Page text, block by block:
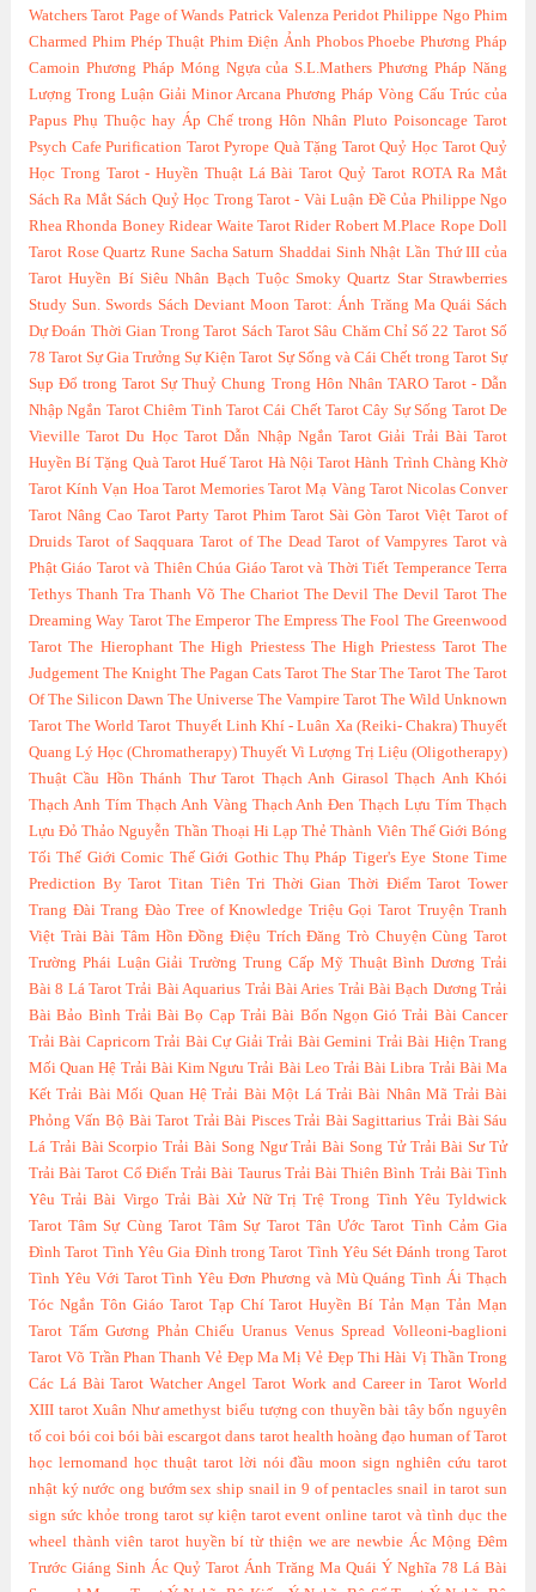
Watchers Tarot Page of Wands Patrick Valenza Peridot Philippe Ngo Phim
Charmed Phim Phép Thuật Phim Điện Ảnh Phobos Phoebe Phương Pháp
Camoin Phương Pháp Móng Ngựa của S.L.Mathers Phương Pháp Năng
Lượng Trong Luận Giải Minor Arcana Phương Pháp Vòng Cấu Trúc của
Papus Phụ Thuộc hay Áp Chế trong Hôn Nhân Pluto Poisoncage Tarot
Psych Cafe Purification Tarot Pyrope Quà Tặng Tarot Quỷ Học Tarot Quỷ
Học Trong Tarot - Huyền Thuật Lá Bài Tarot Quỷ Tarot ROTA Ra Mắt
Sách Ra Mắt Sách Quỷ Học Trong Tarot - Vài Luận Đề Của Philippe Ngo
Rhea Rhonda Boney Ridear Waite Tarot Rider Robert M.Place Rope Doll
Tarot Rose Quartz Rune Sacha Saturn Shaddai Sinh Nhật Lần Thứ III của
Tarot Huyền Bí Siêu Nhân Bạch Tuộc Smoky Quartz Star Strawberries
Study Sun. Swords Sách Deviant Moon Tarot: Ánh Trăng Ma Quái Sách
Dự Đoán Thời Gian Trong Tarot Sách Tarot Sâu Chăm Chỉ Số 22 Tarot Số
78 Tarot Sự Gia Trưởng Sự Kiện Tarot Sự Sống và Cái Chết trong Tarot Sự
Sụp Đổ trong Tarot Sự Thuỷ Chung Trong Hôn Nhân TARO Tarot - Dẫn
Nhập Ngắn Tarot Chiêm Tinh Tarot Cái Chết Tarot Cây Sự Sống Tarot De
Vieville Tarot Du Học Tarot Dẫn Nhập Ngắn Tarot Giải Trải Bài Tarot
Huyền Bí Tặng Quà Tarot Huế Tarot Hà Nội Tarot Hành Trình Chàng Khờ
Tarot Kính Vạn Hoa Tarot Memories Tarot Mạ Vàng Tarot Nicolas Conver
Tarot Nâng Cao Tarot Party Tarot Phim Tarot Sài Gòn Tarot Việt Tarot of
Druids Tarot of Saqquara Tarot of The Dead Tarot of Vampyres Tarot và
Phật Giáo Tarot và Thiên Chúa Giáo Tarot và Thời Tiết Temperance Terra
Tethys Thanh Tra Thanh Võ The Chariot The Devil The Devil Tarot The
Dreaming Way Tarot The Emperor The Empress The Fool The Greenwood
Tarot The Hierophant The High Priestess The High Priestess Tarot The
Judgement The Knight The Pagan Cats Tarot The Star The Tarot The Tarot
Of The Silicon Dawn The Universe The Vampire Tarot The Wild Unknown
Tarot The World Tarot Thuyết Linh Khí - Luân Xa (Reiki- Chakra) Thuyết
Quang Lý Học (Chromatherapy) Thuyết Vi Lượng Trị Liệu (Oligotherapy)
Thuật Cầu Hồn Thánh Thư Tarot Thạch Anh Girasol Thạch Anh Khói
Thạch Anh Tím Thạch Anh Vàng Thạch Anh Đen Thạch Lựu Tím Thạch
Lựu Đỏ Thảo Nguyễn Thần Thoại Hi Lạp Thẻ Thành Viên Thế Giới Bóng
Tối Thế Giới Comic Thế Giới Gothic Thụ Pháp Tiger's Eye Stone Time
Prediction By Tarot Titan Tiên Tri Thời Gian Thời Điểm Tarot Tower
Trang Đài Trang Đào Tree of Knowledge Triệu Gọi Tarot Truyện Tranh
Việt Trài Bài Tâm Hồn Đồng Điệu Trích Đăng Trò Chuyện Cùng Tarot
Trường Phái Luận Giải Trường Trung Cấp Mỹ Thuật Bình Dương Trải
Bài 8 Lá Tarot Trải Bài Aquarius Trải Bài Aries Trải Bài Bạch Dương Trải
Bài Bảo Bình Trải Bài Bọ Cạp Trải Bài Bốn Ngọn Gió Trải Bài Cancer
Trải Bài Capricorn Trải Bài Cự Giải Trải Bài Gemini Trải Bài Hiện Trang
Mối Quan Hệ Trải Bài Kim Ngưu Trải Bài Leo Trải Bài Libra Trải Bài Ma
Kết Trải Bài Mối Quan Hệ Trải Bài Một Lá Trải Bài Nhân Mã Trải Bài
Phỏng Vấn Bộ Bài Tarot Trải Bài Pisces Trải Bài Sagittarius Trải Bài Sáu
Lá Trải Bài Scorpio Trải Bài Song Ngư Trải Bài Song Tử Trải Bài Sư Tử
Trải Bài Tarot Cổ Điển Trải Bài Taurus Trải Bài Thiên Bình Trải Bài Tình
Yêu Trải Bài Virgo Trải Bài Xử Nữ Trị Trệ Trong Tình Yêu Tyldwick
Tarot Tâm Sự Cùng Tarot Tâm Sự Tarot Tân Ước Tarot Tình Cảm Gia
Đình Tarot Tình Yêu Gia Đình trong Tarot Tình Yêu Sét Đánh trong Tarot
Tình Yêu Với Tarot Tình Yêu Đơn Phương và Mù Quáng Tình Ái Thạch
Tóc Ngắn Tôn Giáo Tarot Tạp Chí Tarot Huyền Bí Tản Mạn Tản Mạn
Tarot Tấm Gương Phản Chiếu Uranus Venus Spread Volleoni-baglioni
Tarot Võ Trần Phan Thanh Vẻ Đẹp Ma Mị Vẻ Đẹp Thi Hài Vị Thần Trong
Các Lá Bài Tarot Watcher Angel Tarot Work and Career in Tarot World
XIII tarot Xuân Như amethyst biểu tượng con thuyền bài tây bốn nguyên
tố coi bói coi bói bài escargot dans tarot health hoàng đạo human of Tarot
học lernomand học thuật tarot lời nói đầu moon sign nghiên cứu tarot
nhật ký nước ong bướm sex ship snail in 9 of pentacles snail in tarot sun
sign sức khỏe trong tarot sự kiện tarot event online tarot và tình dục the
wheel thành viên tarot huyền bí từ thiện we are newbie Ác Mộng Đêm
Trước Giáng Sinh Ác Quỷ Tarot Ánh Trăng Ma Quái Ý Nghĩa 78 Lá Bài